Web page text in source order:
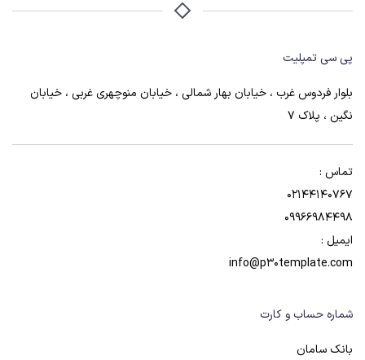
پی سی تمپلیت
بلوار فردوس غرب ، خیابان بهار شمالی ، خیابان منوچهری غربی ، خیابان
نگین ، پلاک 7
تماس :
02144140767
09966984498
ایمیل :
info@p30template.com
شماره حساب و کارت
بانک سامان